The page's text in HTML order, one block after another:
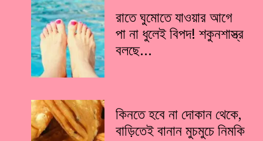
কিনতে হবে না দোকান থেকে,
বাড়িতেই বানান মুচমুচে নিমকি
রাতে ঘুমোতে যাওয়ার আগে
পা না ধুলেই বিপদ! শকুনশাস্ত্র
বলছে…